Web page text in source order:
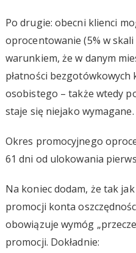
Po drugie: obecni klienci
oprocentowanie (5% w
warunkiem, że w danym
płatności
osobistego – także wtedy
staje się niejako wymagane.
Okres promocyjnego
61 dni od ulokowania
Na koniec dodam, że tak
promocji konta
obowiązuje wymóg
promocji. Dokładnie: